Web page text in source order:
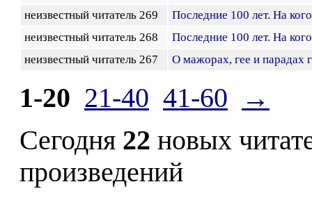
неизвестный читатель 269
Последние 100 лет. На
неизвестный читатель 268
Последние 100 лет. На
неизвестный читатель 267
О мажорах, гее и парадах
1-20 21-40 41-60
→
Сегодня 22 новых
произведений